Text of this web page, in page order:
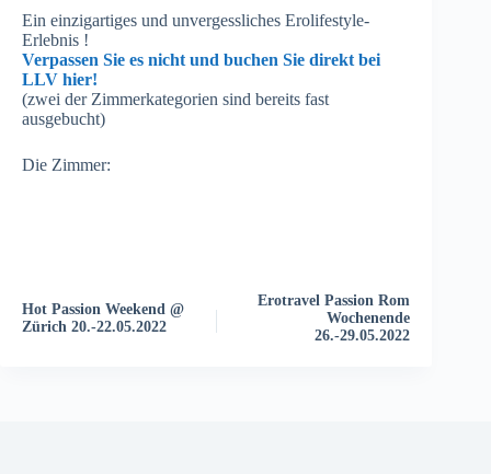
Ein einzigartiges und unvergessliches Erolifestyle-
Erlebnis !
Verpassen Sie es nicht und buchen Sie direkt bei
LLV hier!
(zwei der Zimmerkategorien sind bereits fast
ausgebucht)
Die Zimmer:
s
t
Hot Passion Weekend @
Zürich 20.-22.05.2022
Erotravel Passion Rom
Wochenende
26.-29.05.2022